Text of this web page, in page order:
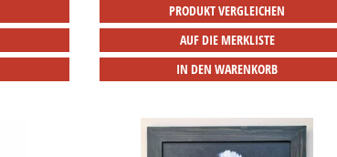
PRODUKT VERGLEICHEN
AUF DIE MERKLISTE
IN DEN WARENKORB